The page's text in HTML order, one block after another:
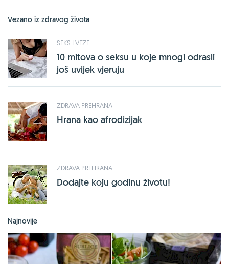
Vezano iz zdravog života
SEKS I VEZE
10 mitova o seksu u koje mnogi odrasli
još uvijek vjeruju
ZDRAVA PREHRANA
Hrana kao afrodizijak
ZDRAVA PREHRANA
Dodajte koju godinu životu!
Najnovije